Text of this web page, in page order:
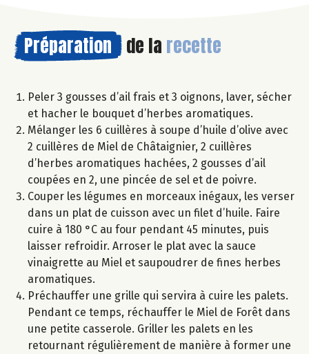
Préparation de la recette
Peler 3 gousses d’ail frais et 3 oignons, laver, sécher
et hacher le bouquet d’herbes aromatiques.
Mélanger les 6 cuillères à soupe d’huile d’olive avec
2 cuillères de Miel de Châtaignier, 2 cuillères
d’herbes aromatiques hachées, 2 gousses d’ail
coupées en 2, une pincée de sel et de poivre.
Couper les légumes en morceaux inégaux, les verser
dans un plat de cuisson avec un filet d’huile. Faire
cuire à 180 °C au four pendant 45 minutes, puis
laisser refroidir. Arroser le plat avec la sauce
vinaigrette au Miel et saupoudrer de fines herbes
aromatiques.
Préchauffer une grille qui servira à cuire les palets.
Pendant ce temps, réchauffer le Miel de Forêt dans
une petite casserole. Griller les palets en les
retournant régulièrement de manière à former une